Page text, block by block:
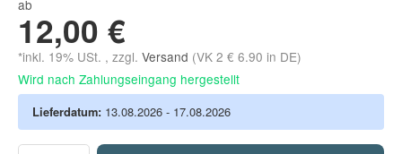
ab
12,00 €
*inkl. 19% USt. , zzgl. Versand (VK 2 € 6.90 in DE)
Wird nach Zahlungseingang hergestellt
Lieferdatum: 13.08.2026 - 17.08.2026